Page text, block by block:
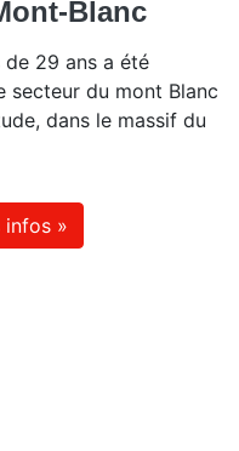
Blanc
29 ans a été
secteur du mont Blanc
dans le massif du
infos »